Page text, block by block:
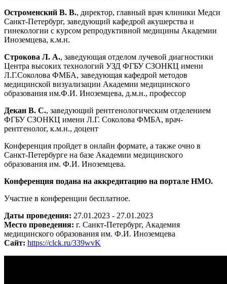
Остроменский В. В., директор, главный врач клиники Медси
Санкт-Петербург, заведующий кафедрой акушерства и
гинекологии с курсом репродуктивной медицины Академии
Иноземцева, к.м.н.
Строкова Л. А., заведующая отделом лучевой диагностики
Центра высоких технологий УЗД ФГБУ СЗОНКЦ имени
Л.Г.Соколова ФМБА, заведующая кафедрой методов
медицинской визуализации Академии медицинского
образования им.Ф.И. Иноземцева, д.м.н., профессор
Декан В. С., заведующий рентгенологическим отделением
ФГБУ СЗОНКЦ имени Л.Г. Соколова ФМБА, врач-
рентгенолог, к.м.н., доцент
Конференция пройдет в онлайн формате, а также очно в
Санкт-Петербурге на базе Академии медицинского
образования им. Ф.И. Иноземцева.
Конференция подана на аккредитацию на портале НМО.
Участие в конференции бесплатное.
Даты проведения: 27.01.2023 - 27.01.2023
Место проведения: г. Санкт-Петербург, Академия
медицинского образования им. Ф.И. Иноземцева
Сайт: https://clck.ru/339wvK